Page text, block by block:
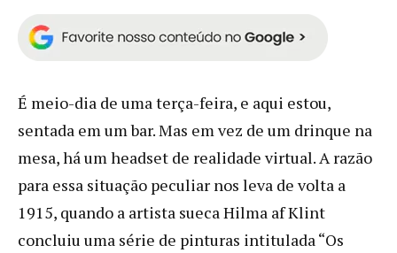
É meio-dia de uma terça-feira, e aqui estou,
sentada em um bar. Mas em vez de um drinque na
mesa, há um headset de realidade virtual. A razão
para essa situação peculiar nos leva de volta a
1915, quando a artista sueca Hilma af Klint
concluiu uma série de pinturas intitulada “Os